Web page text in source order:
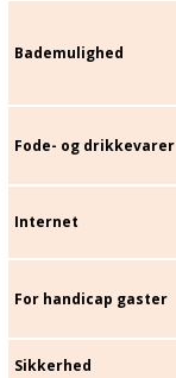
Bademulighed
Fode- og drikkevarer
Internet
For handicap gaster
Sikkerhed